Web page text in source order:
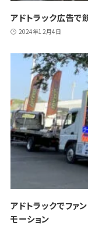
アドトラック広告で
2024年12月4日
アドトラックでファ
モーション